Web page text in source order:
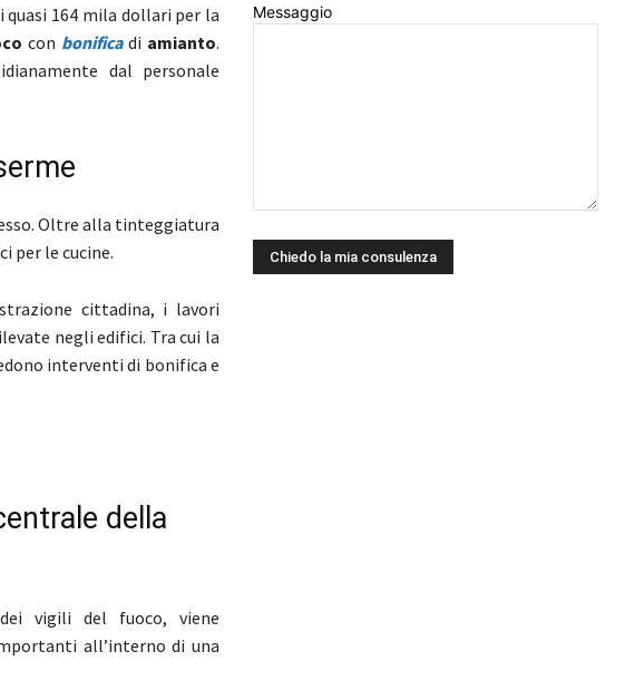
164 mila dollari per la
con bonifica di amianto.
dal personale
Oltre alla tinteggiatura
per le cucine.
cittadina, i lavori
negli edifici. Tra cui la
interventi di bonifica e
della
vigili del fuoco, viene
all’interno di una
Messaggio